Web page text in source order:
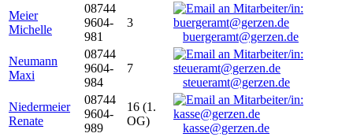
Meier
Michelle
08744
9604-
981
3
buergeramt@gerzen.de
Neumann
Maxi
08744
9604-
984
7
steueramt@gerzen.de
Niedermeier
Renate
08744
9604-
989
16 (1.
OG)
kasse@gerzen.de